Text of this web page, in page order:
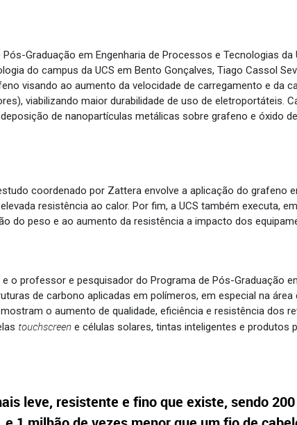
Graduação em Engenharia de Processos e Tecnologias
do campus da UCS em Bento Gonçalves, Tiago Cassol
visando ao aumento da velocidade de carregamento e da
viabilizando maior durabilidade de uso de eletroportáteis.
de nanopartículas metálicas sobre grafeno e óxido
coordenado por Zattera envolve a aplicação do grafeno
resistência ao calor. Por fim, a UCS também executa,
do peso e ao aumento da resistência a impacto dos
e o professor e pesquisador do Programa de Pós-Graduação
de carbono aplicadas em polímeros, em especial na
o aumento de qualidade, eficiência e resistência dos
touchscreen e células solares, tintas inteligentes e produtos
leve, resistente e fino que existe, sendo